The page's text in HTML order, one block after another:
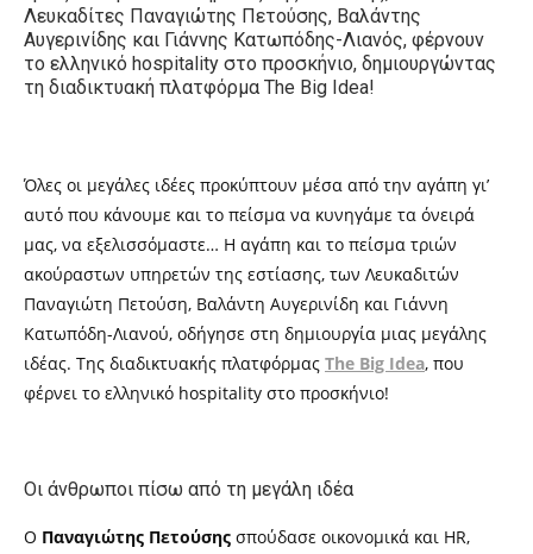
Λευκαδίτες Παναγιώτης Πετούσης, Βαλάντης
Αυγερινίδης και Γιάννης Κατωπόδης-Λιανός, φέρνουν
το ελληνικό hospitality στο προσκήνιο, δημιουργώντας
τη διαδικτυακή πλατφόρμα The Big Idea!
Όλες οι μεγάλες ιδέες προκύπτουν μέσα από την αγάπη γι’
αυτό που κάνουμε και το πείσμα να κυνηγάμε τα όνειρά
μας, να εξελισσόμαστε… Η αγάπη και το πείσμα τριών
ακούραστων υπηρετών της εστίασης, των Λευκαδιτών
Παναγιώτη Πετούση, Βαλάντη Αυγερινίδη και Γιάννη
Κατωπόδη-Λιανού, οδήγησε στη δημιουργία μιας μεγάλης
ιδέας. Της διαδικτυακής πλατφόρμας The Big Idea, που
φέρνει το ελληνικό hospitality στο προσκήνιο!
Οι άνθρωποι πίσω από τη μεγάλη ιδέα
Ο Παναγιώτης Πετούσης σπούδασε οικονομικά και HR,